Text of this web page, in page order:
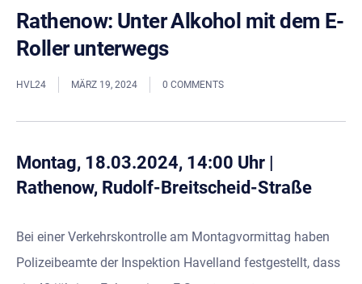
Rathenow: Unter Alkohol mit dem E-
Roller unterwegs
HVL24 MÄRZ 19, 2024 0 COMMENTS
Montag, 18.03.2024, 14:00 Uhr |
Rathenow, Rudolf-Breitscheid-Straße
Bei einer Verkehrskontrolle am Montagvormittag haben
Polizeibeamte der Inspektion Havelland festgestellt, dass